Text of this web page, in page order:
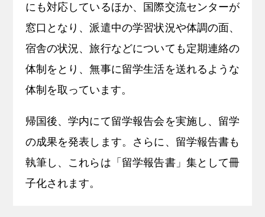
にも対応しているほか、国際交流センターが
窓口となり、派遣中の学習状況や体調の面、
宿舎の状況、旅行などについても定期連絡の
体制をとり、無事に留学生活を送れるような
体制を取っています。
帰国後、学内にて留学報告会を実施し、留学
の成果を発表します。さらに、留学報告書も
執筆し、これらは「留学報告書」集として冊
子化されます。